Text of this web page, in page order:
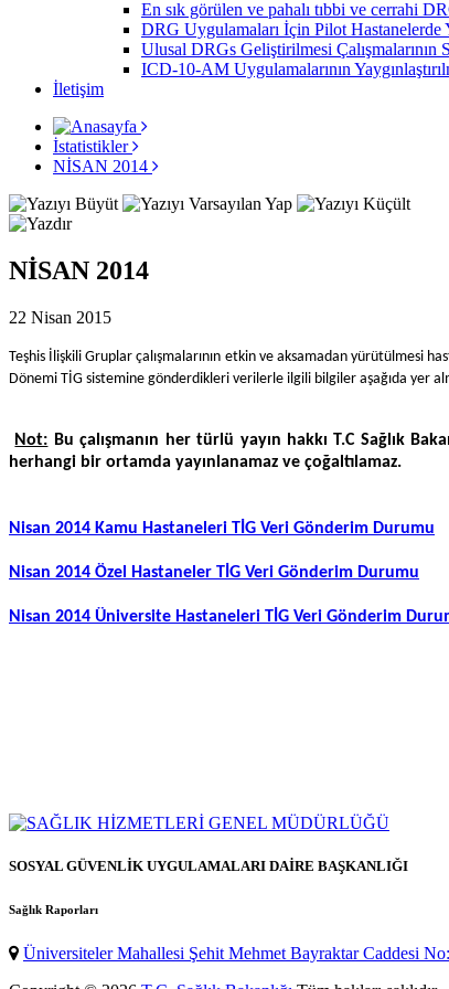
En sık görülen ve pahalı tıbbi ve cerrahi
DRG Uygulamaları İçin Pilot Hastanelerde
Ulusal DRGs Geliştirilmesi Çalışmalarının
ICD-10-AM Uygulamalarının
İletişim
İstatistikler
NİSAN 2014
NİSAN 2014
22 Nisan 2015
Teşhis İlişkili Gruplar çalışmalarının etkin ve aksamadan yürütülmesi
Dönemi TİG sistemine gönderdikleri verilerle ilgili bilgiler aşağıda yer
Not: Bu çalışmanın her türlü yayın hakkı T.C Sağlık
herhangi bir ortamda yayınlanamaz ve çoğaltılamaz.
Nisan 2014 Kamu Hastaneleri TİG Veri Gönderim Durumu
Nisan 2014 Özel Hastaneler TİG Veri Gönderim Durumu
Nisan 2014 Üniversite Hastaneleri TİG Veri Gönderim
SOSYAL GÜVENLİK UYGULAMALARI DAİRE BAŞKANLIĞI
Sağlık Raporları
Üniversiteler Mahallesi Şehit Mehmet Bayraktar Caddesi